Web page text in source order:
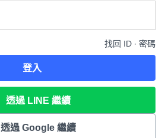
找回 ID ∙ 密碼
登入
透過 LINE 繼續
透過 Google 繼續